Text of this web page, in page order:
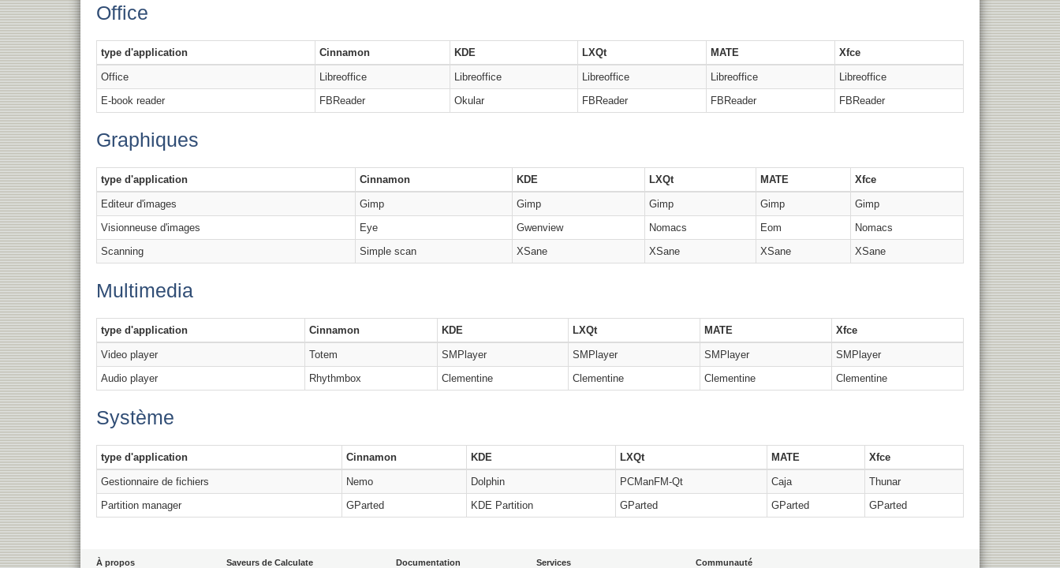
Office
type d'application Cinnamon KDE LXQt MATE Xfce
Office Libreoffice Libreoffice Libreoffice Libreoffice
Libreoffice
E-book reader
FBReader Okular FBReader FBReader FBReader
Graphiques
type d'application Cinnamon KDE LXQt MATE Xfce
Editeur d'images Gimp Gimp Gimp Gimp
Gimp
Visionneuse d'images
Eye Gwenview Nomacs Eom
Nomacs
Scanning
Simple scan XSane XSane XSane XSane
Multimedia
type d'application Cinnamon KDE LXQt MATE Xfce
Video player Totem SMPlayer SMPlayer SMPlayer
SMPlayer
Audio player
Rhythmbox Clementine Clementine Clementine Clementine
Système
type d'application Cinnamon KDE LXQt MATE Xfce
Gestionnaire de fichiers Nemo Dolphin PCManFM-Qt Caja
Thunar
Partition manager
GParted KDE Partition GParted GParted GParted
À propos Saveurs de Calculate Documentation Services Communauté